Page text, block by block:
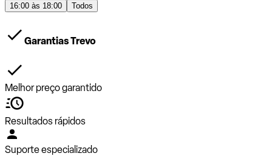
16:00 às 18:00
Todos
Garantias Trevo
Melhor preço garantido
Resultados rápidos
Suporte especializado